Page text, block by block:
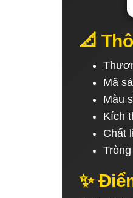
📐
Mã
Màu
Kích
Chất
✨